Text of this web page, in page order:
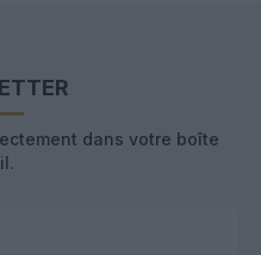
dans votre boîte